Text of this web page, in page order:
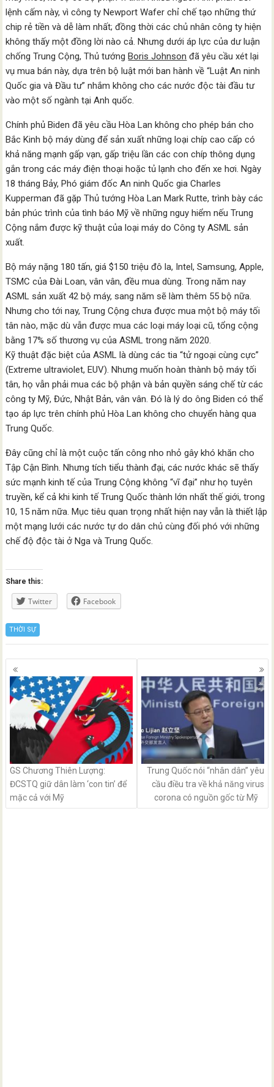
lệnh cấm này, vì công ty Newport Wafer chỉ chế tạo những thứ
chip rẻ tiền và dễ làm nhất; đồng thời các chủ nhân công ty hiện
không thấy một đồng lời nào cả. Nhưng dưới áp lực của dư luận
chống Trung Cộng, Thủ tướngBoris Johnson đã yêu cầu xét lại
vụ mua bán này, dựa trên bộ luật mới ban hành về “Luật An ninh
Quốc gia và Đầu tư” nhắm không cho các nước độc tài đầu tư
vào một số ngành tại Anh quốc.
Chính phủ Biden đã yêu cầu Hòa Lan không cho phép bán cho
Bắc Kinh bộ máy dùng để sản xuất những loại chíp cao cấp có
khả năng mạnh gấp vạn, gấp triệu lần các con chíp thông dụng
gắn trong các máy điện thoại hoặc tủ lạnh cho đến xe hơi. Ngày
18 tháng Bảy, Phó giám đốc An ninh Quốc gia Charles
Kupperman đã gặp Thủ tướng Hòa Lan Mark Rutte, trình bày các
bản phúc trình của tình báo Mỹ về những nguy hiểm nếu Trung
Cộng nắm được kỹ thuật của loại máy do Công ty ASML sản
xuất.
Bộ máy nặng 180 tấn, giá $150 triệu đô la, Intel, Samsung, Apple,
TSMC của Đài Loan, vân vân, đều mua dùng. Trong năm nay
ASML sản xuất 42 bộ máy, sang năm sẽ làm thêm 55 bộ nữa.
Nhưng cho tới nay, Trung Cộng chưa được mua một bộ máy tối
tân nào, mặc dù vẫn được mua các loại máy loại cũ, tổng cộng
bằng 17% số thương vụ của ASML trong năm 2020.
Kỹ thuật đặc biệt của ASML là dùng các tia “tử ngoại cùng cực”
(Extreme ultraviolet, EUV). Nhưng muốn hoàn thành bộ máy tối
tân, họ vẫn phải mua các bộ phận và bản quyền sáng chế từ các
công ty Mỹ, Đức, Nhật Bản, vân vân. Đó là lý do ông Biden có thể
tạo áp lực trên chính phủ Hòa Lan không cho chuyển hàng qua
Trung Quốc.
Đây cũng chỉ là một cuộc tấn công nho nhỏ gây khó khăn cho
Tập Cận Bình. Nhưng tích tiểu thành đại, các nước khác sẽ thấy
sức mạnh kinh tế của Trung Cộng không “vĩ đại” như họ tuyên
truyền, kể cả khi kinh tế Trung Quốc thành lớn nhất thế giới, trong
10, 15 năm nữa. Mục tiêu quan trọng nhất hiện nay vẫn là thiết lập
một mạng lưới các nước tự do dân chủ cùng đối phó với những
chế độ độc tài ở Nga và Trung Quốc.
Share this:
Twitter Facebook
THỜI SỰ
Posts
navigation
GS Chương Thiên Lượng:
ĐCSTQ giữ dân làm ‘con tin’ để
mặc cả với Mỹ
Trung Quốc nói “nhân dân” yêu
cầu điều tra về khả năng virus
corona có nguồn gốc từ Mỹ